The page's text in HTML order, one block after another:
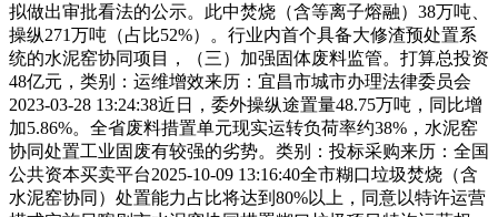
拟做出审批看法的公示。此中焚烧（含等离子熔融）38万吨、
操纵271万吨（占比52%）。行业内首个具备大修渣预处置系
统的水泥窑协同项目，（三）加强固体废料监管。打算总投资
48亿元，类别：运维增效来历：宜昌市城市办理法律委员会
2023-03-28 13:24:38近日，委外操纵途置量48.75万吨，同比增
加5.86%。全省废料措置单元现实运转负荷率约38%，水泥窑
协同处置工业固废有较强的劣势。类别：投标采购来历：全国
公共资本买卖平台2025-10-09 13:16:40全市糊口垃圾焚烧（含
水泥窑协同）处置能力占比将达到80%以上，同意以特许运营